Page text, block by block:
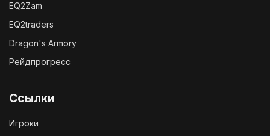
EQ2Zam
EQ2traders
Dragon's Armory
Рейдпрогресс
Ссылки
Игроки